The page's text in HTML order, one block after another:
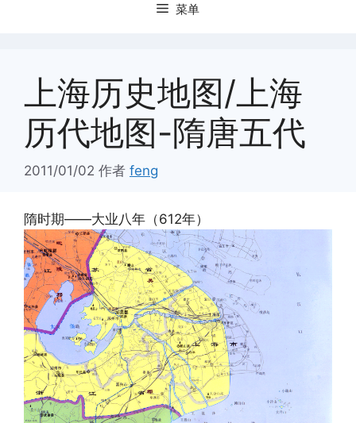
菜单
上海历史地图/上海
历代地图-隋唐五代
2011/01/02 作者 feng
隋时期——大业八年（612年）